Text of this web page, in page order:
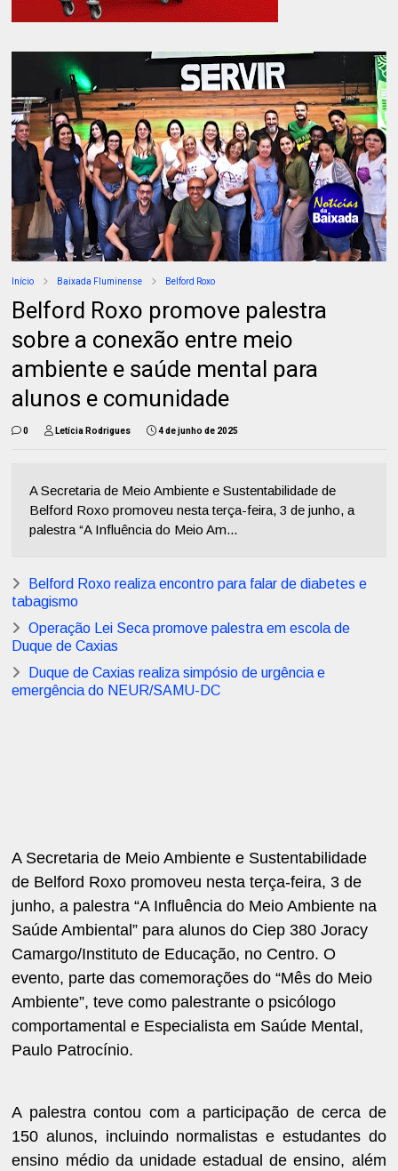
Início Baixada Fluminense Belford Roxo
Belford Roxo promove palestra
sobre a conexão entre meio
ambiente e saúde mental para
alunos e comunidade
0 Letícia Rodrigues 4 de junho de 2025
A Secretaria de Meio Ambiente e Sustentabilidade de
Belford Roxo promoveu nesta terça-feira, 3 de junho, a
palestra “A Influência do Meio Am...
Belford Roxo realiza encontro para falar de diabetes e
tabagismo
Operação Lei Seca promove palestra em escola de
Duque de Caxias
Duque de Caxias realiza simpósio de urgência e
emergência do NEUR/SAMU-DC
A Secretaria de Meio Ambiente e Sustentabilidade
de Belford Roxo promoveu nesta terça-feira, 3 de
junho, a palestra “A Influência do Meio Ambiente na
Saúde Ambiental” para alunos do Ciep 380 Joracy
Camargo/Instituto de Educação, no Centro. O
evento, parte das comemorações do “Mês do Meio
Ambiente”, teve como palestrante o psicólogo
comportamental e Especialista em Saúde Mental,
Paulo Patrocínio.
A palestra contou com a participação de cerca de
150 alunos, incluindo normalistas e estudantes do
ensino médio da unidade estadual de ensino, além